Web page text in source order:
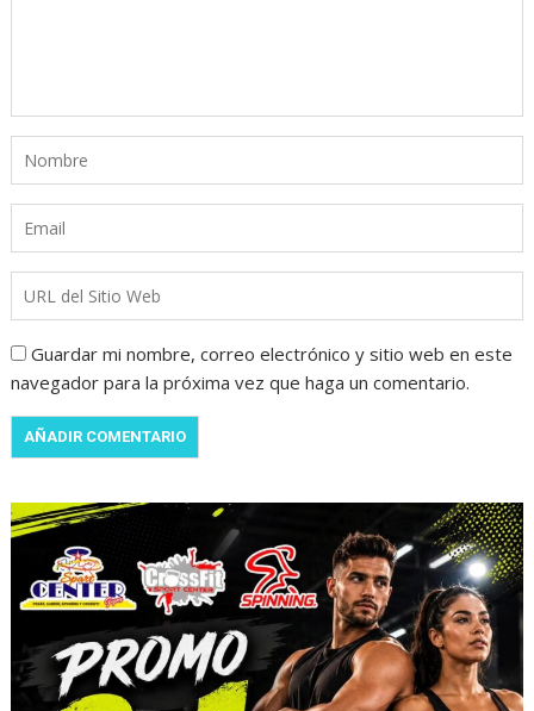
Guardar mi nombre, correo electrónico y sitio web en este
navegador para la próxima vez que haga un comentario.